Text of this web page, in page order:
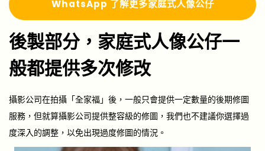
WhatsApp 了解更多家庭式人像公仔
後製部分，家庭式人像公仔一
般都提供多次修改
攝影公司在拍攝「全家福」後，一般只會提供一定數量的後期修圖
服務，但就算攝影公司提供整容級的修圖，我們也不建議你選擇過
度深入的調整，以免出現過度修圖的情況。